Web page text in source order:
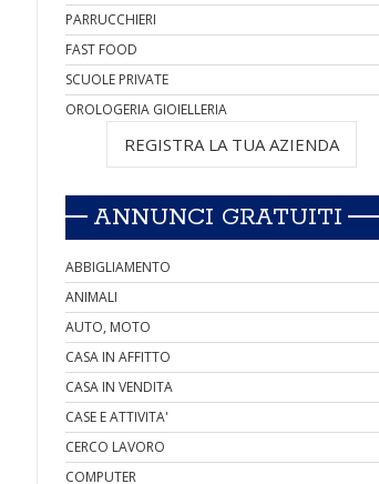
PARRUCCHIERI
FAST FOOD
SCUOLE PRIVATE
OROLOGERIA GIOIELLERIA
REGISTRA LA TUA AZIENDA
ANNUNCI GRATUITI
ABBIGLIAMENTO
ANIMALI
AUTO, MOTO
CASA IN AFFITTO
CASA IN VENDITA
CASE E ATTIVITA'
CERCO LAVORO
COMPUTER